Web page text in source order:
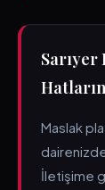
Sarıyer
Maslak
İletişime